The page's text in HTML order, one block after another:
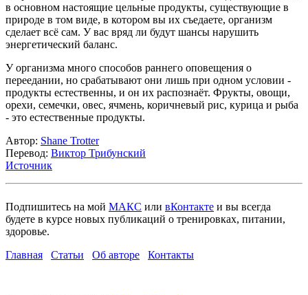
в основном настоящие цельные продукты, существующие в
природе в том виде, в котором вы их съедаете, организм
сделает всё сам. У вас вряд ли будут шансы нарушить
энергетический баланс.
У организма много способов раннего оповещения о
переедании, но срабатывают они лишь при одном условии -
продукты естественны, и он их распознаёт. Фрукты, овощи,
орехи, семечки, овес, ячмень, коричневый рис, курица и рыба
- это естественные продукты.
Автор: Shane Trotter
Перевод: Виктор Трибунский
Источник
Подпишитесь на мой МАКС или вКонтакте и вы всегда
будете в курсе новых публикаций о тренировках, питании,
здоровье.
Главная
Статьи Об авторе Контакты